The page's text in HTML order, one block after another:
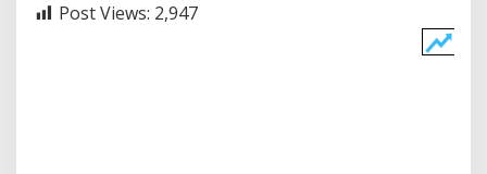
Post Views: 2,947